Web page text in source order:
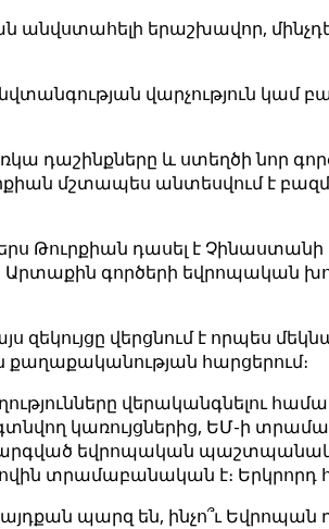
անվստահելի երաշխավոր,
վարչություն
դաշինքները և ստեղծի նոր
մշտապես անտեսվում է
Թուրքիան դասել է
գործերի եվրոպական
վերցնում է որպես
հարցերում։
վերականգնելու
կառույցներից, ԵՄ-ի
եվրոպական
տրամաբանական է։ Երկրորդ
պարզ են, ինչո՞ւ